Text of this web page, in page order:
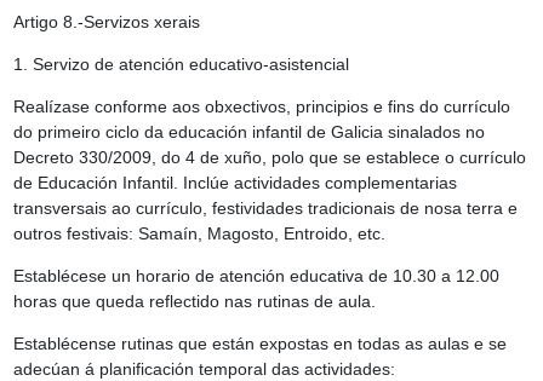
Artigo 8.-Servizos xerais
1. Servizo de atención educativo-asistencial
Realízase conforme aos obxectivos, principios e fins do currículo
do primeiro ciclo da educación infantil de Galicia sinalados no
Decreto 330/2009, do 4 de xuño, polo que se establece o currículo
de Educación Infantil. Inclúe actividades complementarias
transversais ao currículo, festividades tradicionais de nosa terra e
outros festivais: Samaín, Magosto, Entroido, etc.
Establécese un horario de atención educativa de 10.30 a 12.00
horas que queda reflectido nas rutinas de aula.
Establécense rutinas que están expostas en todas as aulas e se
adecúan á planificación temporal das actividades: